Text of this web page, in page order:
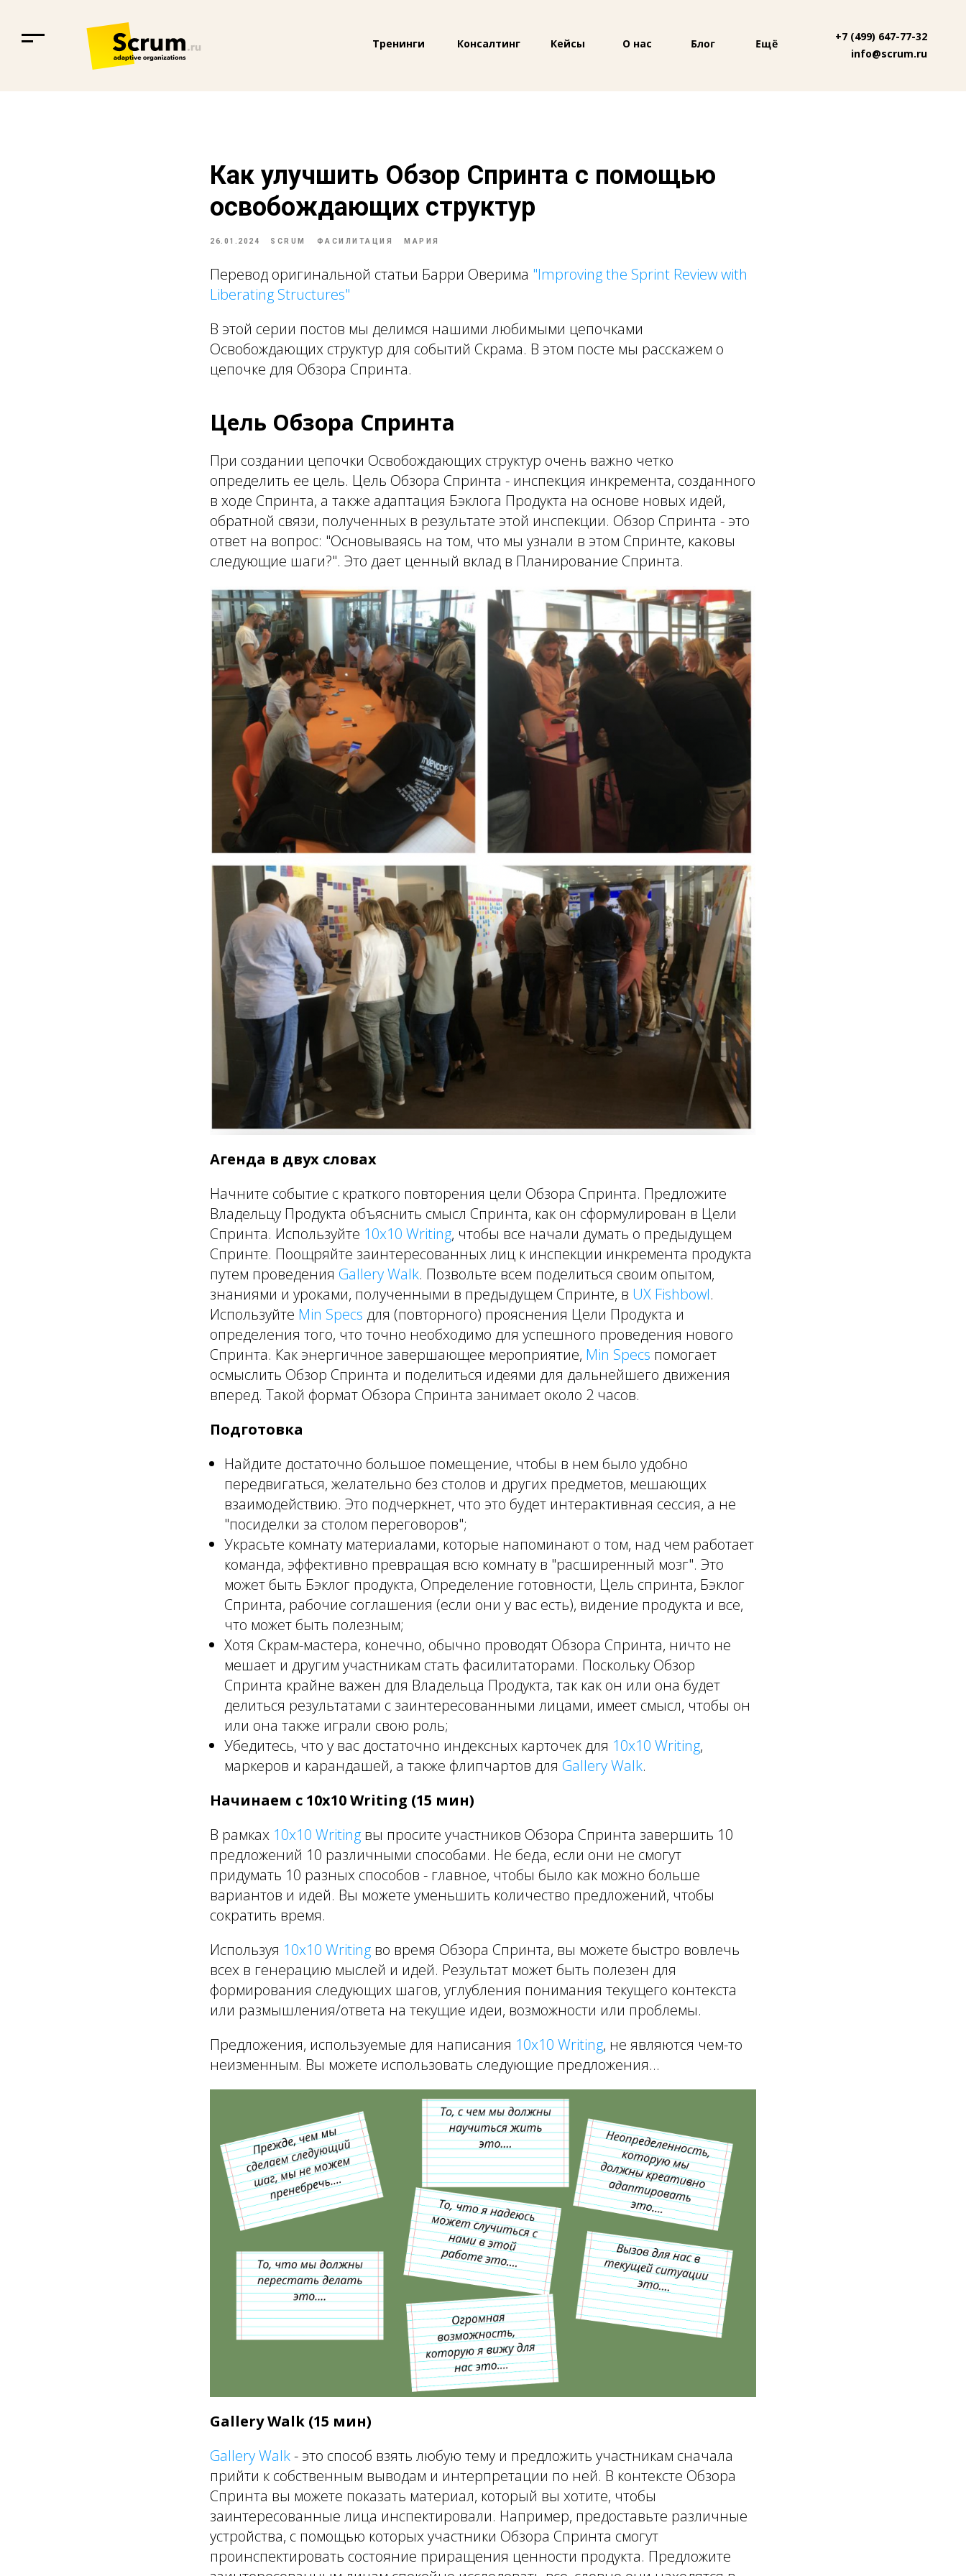
Тренинги Консалтинг Кейсы Блог
+7 (499) 647-77-32
info@scrum.ru
Ещё
О нас
Как улучшить Обзор Спринта с помощью
освобождающих структур
26.01.2024 SCRUM ФАСИЛИТАЦИЯ МАРИЯ
Перевод оригинальной статьи Барри Оверима "Improving the Sprint Review with
Liberating Structures"
В этой серии постов мы делимся нашими любимыми цепочками
Освобождающих структур для событий Скрама. В этом посте мы расскажем о
цепочке для Обзора Спринта.
Цель Обзора Спринта
При создании цепочки Освобождающих структур очень важно четко
определить ее цель. Цель Обзора Спринта - инспекция инкремента, созданного
в ходе Спринта, а также адаптация Бэклога Продукта на основе новых идей,
обратной связи, полученных в результате этой инспекции. Обзор Спринта - это
ответ на вопрос: "Основываясь на том, что мы узнали в этом Спринте, каковы
следующие шаги?". Это дает ценный вклад в Планирование Спринта.
Агенда в двух словах
Начните событие с краткого повторения цели Обзора Спринта. Предложите
Владельцу Продукта объяснить смысл Спринта, как он сформулирован в Цели
Спринта. Используйте 10x10 Writing, чтобы все начали думать о предыдущем
Спринте. Поощряйте заинтересованных лиц к инспекции инкремента продукта
путем проведения Gallery Walk. Позвольте всем поделиться своим опытом,
знаниями и уроками, полученными в предыдущем Спринте, в UX Fishbowl.
Используйте Min Specs для (повторного) прояснения Цели Продукта и
определения того, что точно необходимо для успешного проведения нового
Спринта. Как энергичное завершающее мероприятие, Min Specs помогает
осмыслить Обзор Спринта и поделиться идеями для дальнейшего движения
вперед. Такой формат Обзора Спринта занимает около 2 часов.
Подготовка
Найдите достаточно большое помещение, чтобы в нем было удобно
передвигаться, желательно без столов и других предметов, мешающих
взаимодействию. Это подчеркнет, что это будет интерактивная сессия, а не
"посиделки за столом переговоров";
Украсьте комнату материалами, которые напоминают о том, над чем работает
команда, эффективно превращая всю комнату в "расширенный мозг". Это
может быть Бэклог продукта, Определение готовности, Цель спринта, Бэклог
Спринта, рабочие соглашения (если они у вас есть), видение продукта и все,
что может быть полезным;
Хотя Скрам-мастера, конечно, обычно проводят Обзора Спринта, ничто не
мешает и другим участникам стать фасилитаторами. Поскольку Обзор
Спринта крайне важен для Владельца Продукта, так как он или она будет
делиться результатами с заинтересованными лицами, имеет смысл, чтобы он
или она также играли свою роль;
Убедитесь, что у вас достаточно индексных карточек для 10x10 Writing,
маркеров и карандашей, а также флипчартов для Gallery Walk.
Начинаем с 10х10 Writing (15 мин)
В рамках 10x10 Writing вы просите участников Обзора Спринта завершить 10
предложений 10 различными способами. Не беда, если они не смогут
придумать 10 разных способов - главное, чтобы было как можно больше
вариантов и идей. Вы можете уменьшить количество предложений, чтобы
сократить время.
Используя 10x10 Writing во время Обзора Спринта, вы можете быстро вовлечь
всех в генерацию мыслей и идей. Результат может быть полезен для
формирования следующих шагов, углубления понимания текущего контекста
или размышления/ответа на текущие идеи, возможности или проблемы.
Предложения, используемые для написания 10x10 Writing, не являются чем-то
неизменным. Вы можете использовать следующие предложения...
Gallery Walk (15 мин)
Gallery Walk- это способ взять любую тему и предложить участникам сначала
прийти к собственным выводам и интерпретации по ней. В контексте Обзора
Спринта вы можете показать материал, который вы хотите, чтобы
заинтересованные лица инспектировали. Например, предоставьте различные
устройства, с помощью которых участники Обзора Спринта смогут
проинспектировать состояние приращения ценности продукта. Предложите